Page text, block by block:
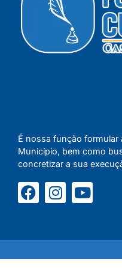
É nossa função formular
Município, bem como
concretizar a sua